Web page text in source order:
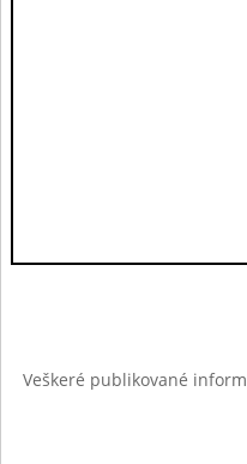
Veškeré publikované